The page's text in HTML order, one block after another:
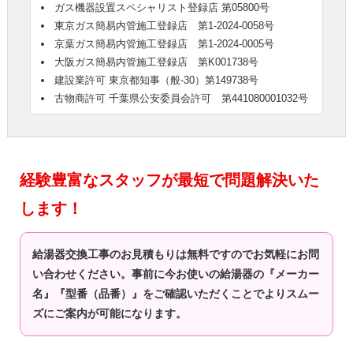
ガス機器設置スペシャリスト登録店 第05800号
東京ガス簡易内管施工登録店 第1-2024-0058号
京葉ガス簡易内管施工登録店 第1-2024-0005号
大阪ガス簡易内管施工登録店 第K001738号
建設業許可 東京都知事（般-30）第149738号
古物商許可 千葉県公安委員会許可 第441080001032号
経験豊富なスタッフが最短で問題解決いた
します！
給湯器交換工事のお見積もりは無料ですのでお気軽にお問
い合わせください。事前に今お使いの給湯器の『メーカー
名』『型番（品番）』をご確認いただくことでよりスムー
ズにご案内が可能になります。